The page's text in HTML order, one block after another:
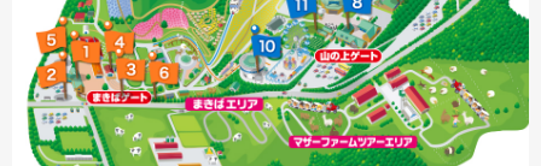
採用情報
閉じる